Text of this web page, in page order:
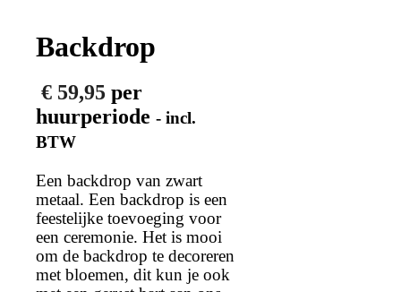
Backdrop
€ 59,95 per
huurperiode - incl.
BTW
Een backdrop van zwart
metaal. Een backdrop is een
feestelijke toevoeging voor
een ceremonie. Het is mooi
om de backdrop te decoreren
met bloemen, dit kun je ook